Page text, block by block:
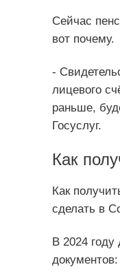
Сейчас
вот почему.
-
лицевого
раньше,
Госуслуг.
Как
Как
сделать в
В 2024 году
документов: